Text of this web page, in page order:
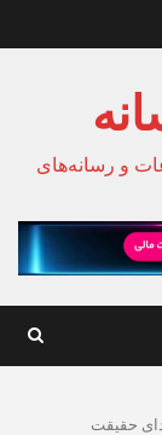
و رسانه‌های
حقیقت